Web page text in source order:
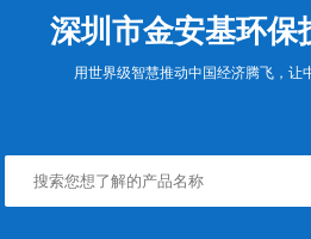
深圳市金安基环保
用世界级智慧推动中国经济腾飞，让